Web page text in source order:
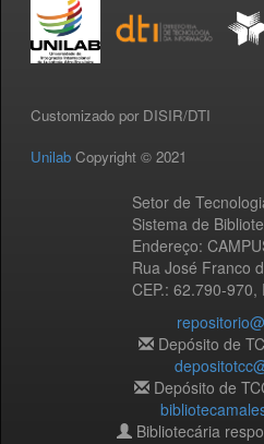
Customizado por DISIR/DTI
Unilab Copyright © 2021
Setor de
Sistema de
Endereço:
Rua José Franco
CEP.: 62.790-
Depósito de
Depósito de
Bibliotecária